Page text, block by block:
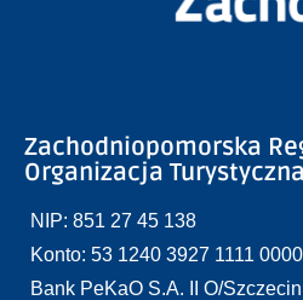
Zachodniopomorska
Organizacja Turystyczna
NIP: 851 27 45 138
Konto: 53 1240 3927 1111
Bank PeKaO S.A. II O/Szczecin